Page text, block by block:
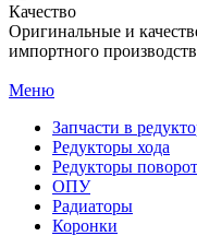
Качество
Оригинальные и
импортного
Меню
Запчасти в
Редукторы хода
Редукторы
ОПУ
Радиаторы
Коронки